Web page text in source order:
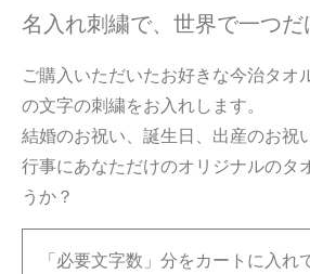
名入れ刺繍で、世界で一つだ
ご購入いただいたお好きな今治タオ
の文字の刺繍をお入れします。
結婚のお祝い、誕生日、出産のお祝
行事にあなただけのオリジナルのタ
うか？
「必要文字数」分をカートに入れ